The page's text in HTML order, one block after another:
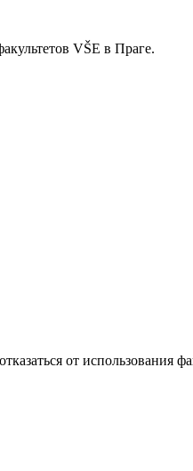
VŠE в Праге.
от использования